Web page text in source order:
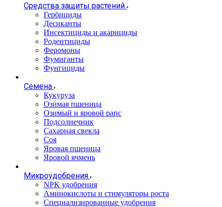
Средства защиты растений
Гербициды
Десиканты
Инсектициды и акарициды
Родентициды
Феромоны
Фумиганты
Фунгициды
Семена
Кукуруза
Озимая пшеница
Озимый и яровой рапс
Подсолнечник
Сахарная свекла
Соя
Яровая пшеница
Яровой ячмень
Микроудобрения
NPK удобрения
Аминокислоты и стимуляторы роста
Специализированные удобрения